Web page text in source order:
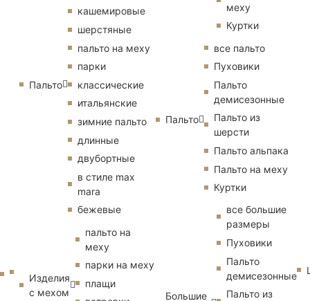
Пальто
кашемировые
шерстяные
пальто на меху
парки
классические
итальянские
зимние пальто
длинные
двубортные
в стиле max
mara
бежевые
Изделия
с мехом
пальто на
меху
парки на меху
плащи
меху
Куртки
Пальто
все пальто
Пуховики
Пальто
демисезонные
Пальто из
шерсти
Пальто альпака
Пальто на меху
Куртки
Большие
все большие
размеры
Пуховики
Пальто
демисезонные
Пальто из